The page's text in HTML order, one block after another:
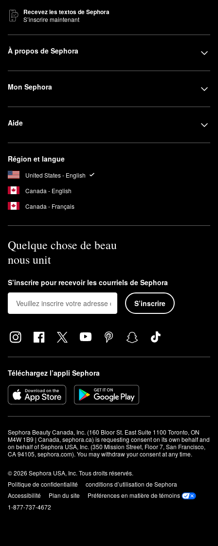
Recevez les textos de Sephora
S’inscrire maintenant
À propos de Sephora
Mon Sephora
Aide
Région et langue
United States - English
Canada - English
Canada - Français
Quelque chose de beau
nous unit
S’inscrire pour recevoir les courriels de Sephora
S’inscrire
Téléchargez l’appli Sephora
Sephora Beauty Canada, Inc. (160 Bloor St. East Suite 1100 Toronto, ON
M4W 1B9 | Canada, sephora.ca) is requesting consent on its own behalf and
on behalf of Sephora USA, Inc. (350 Mission Street, Floor 7, San Francisco,
CA 94105, sephora.com). You may withdraw your consent at any time.
© 2026 Sephora USA, Inc. Tous droits réservés.
Politique de confidentialité
conditions d’utilisation de Sephora
Accessibilité
Plan du site
Préférences en matière de témoins
1-877-737-4672